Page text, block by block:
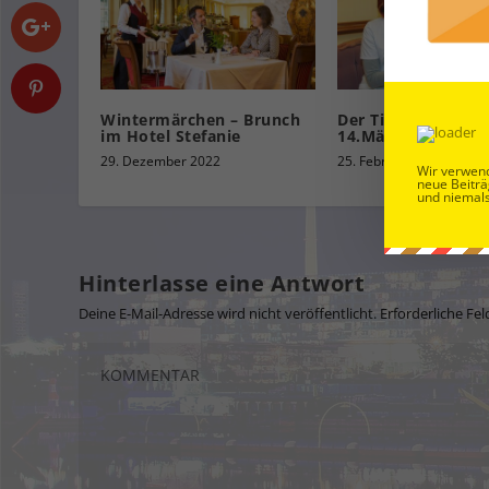
Wintermärchen – Brunch
im Hotel Stefanie
29. Dezember 2022
Der Tichy startet
14.März in die
25. Februar 2025
Hinterlasse eine Antwort
Deine E-Mail-Adresse wird nicht veröffentlicht. Erforderliche
Wir
neue
und